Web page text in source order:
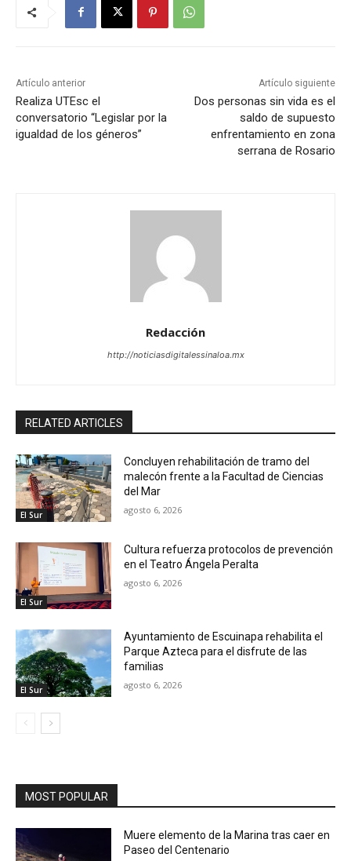
Artículo anterior
Realiza UTEsc el
conversatorio “Legislar por la
igualdad de los géneros”
Artículo siguiente
Dos personas sin vida es el
saldo de supuesto
enfrentamiento en zona
serrana de Rosario
Redacción
http://noticiasdigitalessinaloa.mx
RELATED ARTICLES
El Sur
Concluyen rehabilitación de tramo del
malecón frente a la Facultad de Ciencias
del Mar
agosto 6, 2026
El Sur
Cultura refuerza protocolos de prevención
en el Teatro Ángela Peralta
agosto 6, 2026
El Sur
Ayuntamiento de Escuinapa rehabilita el
Parque Azteca para el disfrute de las
familias
agosto 6, 2026
MOST POPULAR
Muere elemento de la Marina tras caer en
Paseo del Centenario